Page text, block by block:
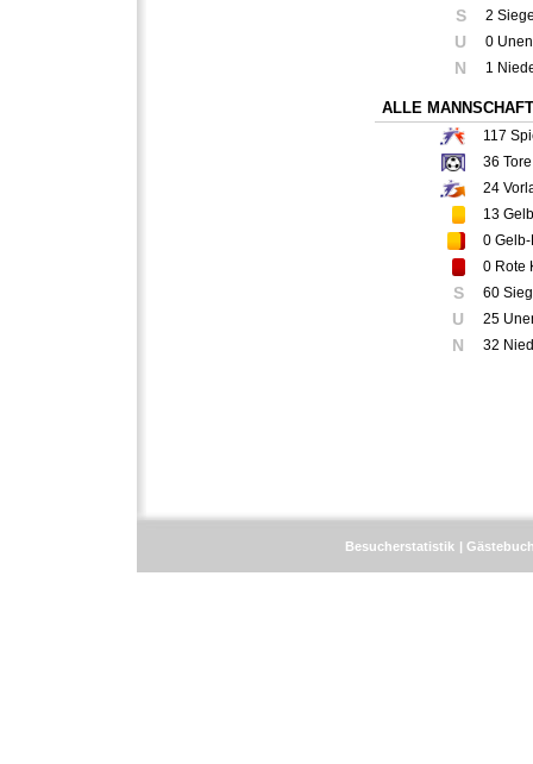
S 2
U 0
N 1
ALLE
117
36 Tore
24
13
0
0 Rote
S 60
U 25
N 32
Besucherstatistik